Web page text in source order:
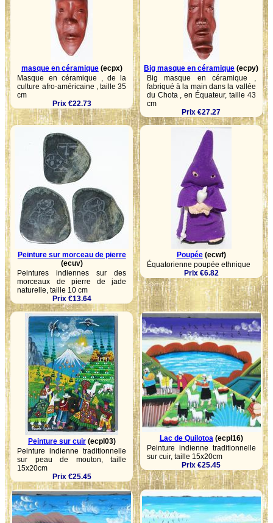
masque en céramique(ecpx)
Masque en céramique , de la
culture afro-américaine , taille 35
cm
Prix €22.73
Big masque en céramique (ecpy)
Big masque en céramique ,
fabriqué à la main dans la vallée
du Chota , en Équateur, taille 43
cm
Prix €27.27
Peinture sur morceau de pierre
(ecuv)
Peintures indiennes sur des
morceaux de pierre de jade
naturelle, taille 10 cm
Prix €13.64
Poupée(ecwf)
Équatorienne poupée ethnique
Prix €6.82
Peinture sur cuir(ecpl03)
Peinture indienne traditionnelle
sur peau de mouton, taille
15x20cm
Prix €25.45
Lac de Quilotoa(ecpl16)
Peinture indienne traditionnelle
sur cuir, taille 15x20cm
Prix €25.45